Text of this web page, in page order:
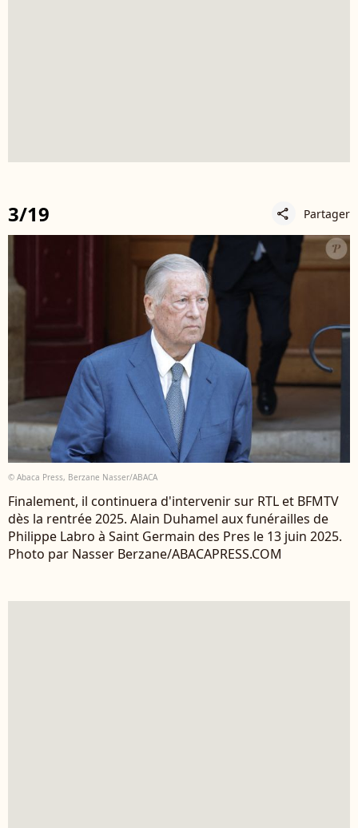
3/19 share Partager
© Abaca Press, Berzane Nasser/ABACA
Finalement, il continuera d'intervenir sur RTL et BFMTV
dès la rentrée 2025. Alain Duhamel aux funérailles de
Philippe Labro à Saint Germain des Pres le 13 juin 2025.
Photo par Nasser Berzane/ABACAPRESS.COM